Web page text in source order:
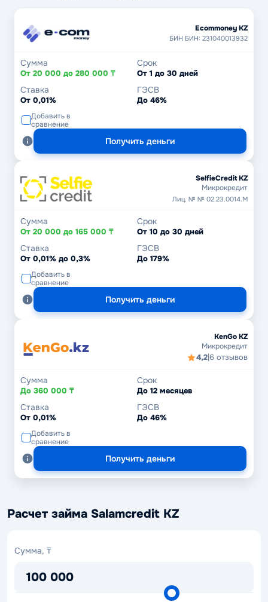
Ecommoney KZ
БИН БИН: 231040013932
Сумма
От 20 000 до 280 000 ₸
Срок
От 1 до 30 дней
Ставка
От 0,01%
ГЭСВ
До 46%
Добавить в
сравнение
Получить деньги
SelfieCredit KZ
Микрокредит
Лиц. № № 02.23.0014.М
Сумма
От 20 000 до 165 000 ₸
Срок
От 10 до 30 дней
Ставка
От 0,01% до 0,3%
ГЭСВ
До 179%
Добавить в
сравнение
Получить деньги
KenGo KZ
Микрокредит
4,2|6 отзывов
Сумма
До 360 000 ₸
Срок
До 12 месяцев
Ставка
От 0,01%
ГЭСВ
До 46%
Добавить в
сравнение
Получить деньги
Расчет займа Salamcredit KZ
Сумма, ₸
100 000
Сумма,